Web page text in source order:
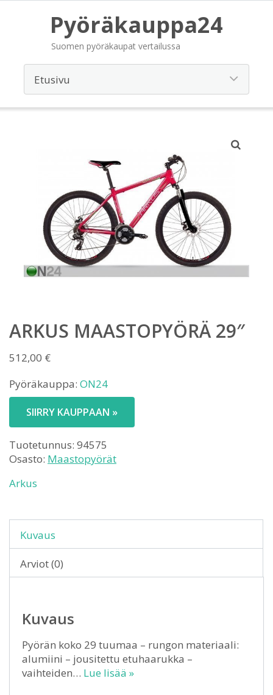
Pyöräkauppa24
Suomen pyöräkaupat vertailussa
ARKUS MAASTOPYÖRÄ 29″
512,00 €
Pyöräkauppa: ON24
SIIRRY KAUPPAAN »
Tuotetunnus: 94575
Osasto: Maastopyörät
Arkus
Kuvaus
Arviot (0)
Kuvaus
Pyörän koko 29 tuumaa – rungon materiaali:
alumiini – jousitettu etuhaarukka –
vaihteiden… Lue lisää »